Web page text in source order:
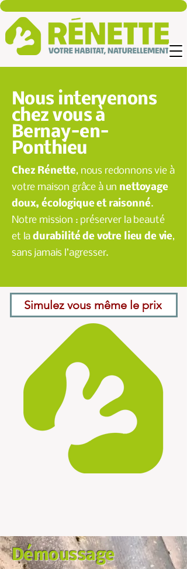
Nous intervenons
chez vous à
Bernay-en-
Ponthieu
Chez Rénette, nous redonnons vie à
votre maison grâce à un nettoyage
doux, écologique et raisonné.
Notre mission : préserver la beauté
et ladurabilité de votre lieu de vie,
sans jamais l’agresser.
Simulez vous même le prix
Démoussage